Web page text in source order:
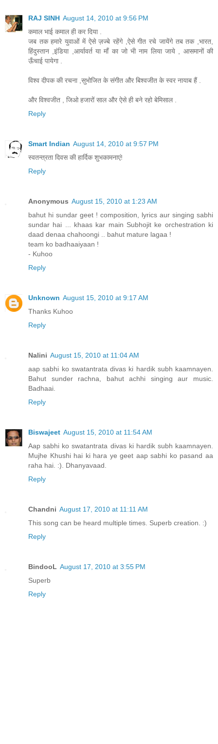
RAJ SINH August 14, 2010 at 9:56 PM
कमाल भाई कमाल ही कर दिया .
जब तक हमारे युवाओं में ऐसे ज़ज्बे रहेंगे ,ऐसे गीत रचे जायेंगे तब तक ,भारत,
हिंदुस्तान ,इंडिया ,आर्यावर्त या माँ का जो भी नाम लिया जाये , आसमानों की
ऊँचाई पायेगा .
विश्व दीपक की रचना ,सुभोजित के संगीत और बिश्वजीत के स्वर नायाब हैं .
और विश्वजीत , जिओ हजारों साल और ऐसे ही बने रहो बेमिसाल .
Reply
Smart Indian August 14, 2010 at 9:57 PM
स्वतन्त्रता दिवस की हार्दिक शुभकामनाएं!
Reply
Anonymous August 15, 2010 at 1:23 AM
bahut hi sundar geet ! composition, lyrics aur singing sabhi
sundar hai ... khaas kar main Subhojit ke orchestration ki
daad denaa chahoongi .. bahut mature lagaa !
team ko badhaaiyaan !
- Kuhoo
Reply
Unknown August 15, 2010 at 9:17 AM
Thanks Kuhoo
Reply
Nalini August 15, 2010 at 11:04 AM
aap sabhi ko swatantrata divas ki hardik subh kaamnayen.
Bahut sunder rachna, bahut achhi singing aur music.
Badhaai.
Reply
Biswajeet August 15, 2010 at 11:54 AM
Aap sabhi ko swatantrata divas ki hardik subh kaamnayen.
Mujhe Khushi hai ki hara ye geet aap sabhi ko pasand aa
raha hai. :). Dhanyavaad.
Reply
Chandni August 17, 2010 at 11:11 AM
This song can be heard multiple times. Superb creation. :)
Reply
BindooL August 17, 2010 at 3:55 PM
Superb
Reply